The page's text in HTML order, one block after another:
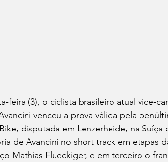
feira (3), o ciclista brasileiro atual vice-
venceu a prova válida pela
disputada em Lenzerheide, na
de Avancini no short track em etapas
Mathias Flueckiger, e em terceiro o